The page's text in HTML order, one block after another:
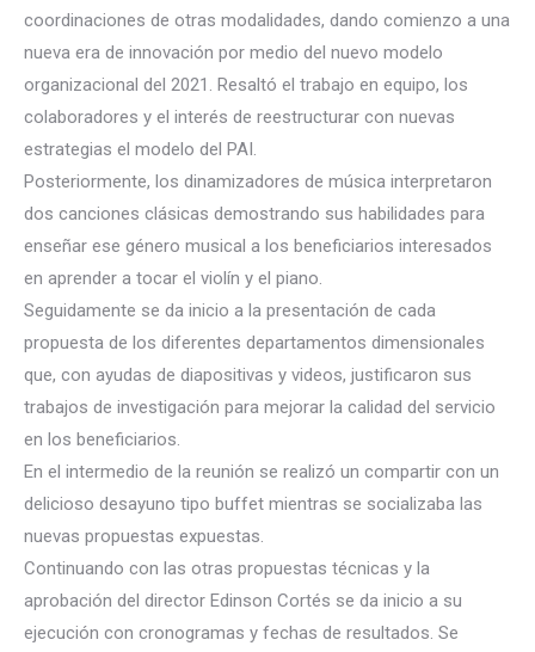
coordinaciones de otras modalidades, dando comienzo a una
nueva era de innovación por medio del nuevo modelo
organizacional del 2021. Resaltó el trabajo en equipo, los
colaboradores y el interés de reestructurar con nuevas
estrategias el modelo del PAI.
Posteriormente, los dinamizadores de música interpretaron
dos canciones clásicas demostrando sus habilidades para
enseñar ese género musical a los beneficiarios interesados
en aprender a tocar el violín y el piano.
Seguidamente se da inicio a la presentación de cada
propuesta de los diferentes departamentos dimensionales
que, con ayudas de diapositivas y videos, justificaron sus
trabajos de investigación para mejorar la calidad del servicio
en los beneficiarios.
En el intermedio de la reunión se realizó un compartir con un
delicioso desayuno tipo buffet mientras se socializaba las
nuevas propuestas expuestas.
Continuando con las otras propuestas técnicas y la
aprobación del director Edinson Cortés se da inicio a su
ejecución con cronogramas y fechas de resultados. Se